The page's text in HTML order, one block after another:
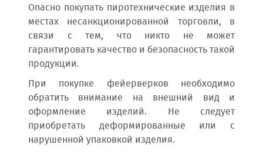
Опасно покупать пиротехнические изделия в
местах несанкционированной торговли, в
связи с тем, что никто не может
гарантировать качество и безопасность такой
продукции.
При покупке фейерверков необходимо
обратить внимание на внешний вид и
оформление изделий. Не следует
приобретать деформированные или с
нарушенной упаковкой изделия.